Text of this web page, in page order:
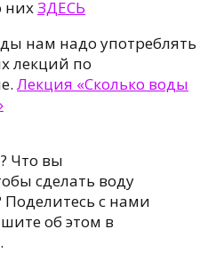
нихЗДЕСЬ
нам надо употреблять
лекций по
Лекция «Сколько воды
Что вы
сделать воду
Поделитесь с нами
об этом в